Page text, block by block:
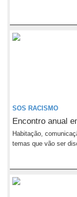
SOS RACISMO
Encontro anual
Habitação,
temas que vão ser